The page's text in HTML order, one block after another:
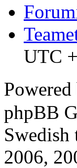
UTC
phpBB
2006,